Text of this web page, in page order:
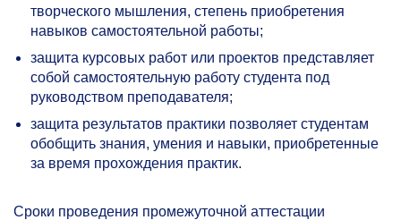
творческого мышления, степень приобретения
навыков самостоятельной работы;
защита курсовых работ или проектов представляет
собой самостоятельную работу студента под
руководством преподавателя;
защита результатов практики позволяет студентам
обобщить знания, умения и навыки, приобретенные
за время прохождения практик.
Сроки проведения промежуточной аттестации